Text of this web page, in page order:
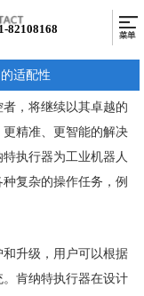
82108168
适配性
，将继续以其卓越的
精准、更智能的解决
执行器为工业机器人
复杂的操作任务，例
升级，用户可以根据
肯纳特执行器在设计